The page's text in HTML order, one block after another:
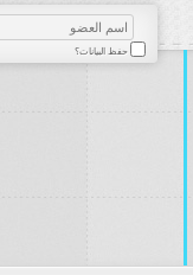
حفظ البيانات؟